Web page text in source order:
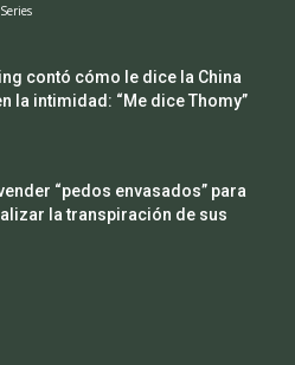
contó cómo le dice la China
la intimidad: “Me dice Thomy”
“pedos envasados” para
la transpiración de sus